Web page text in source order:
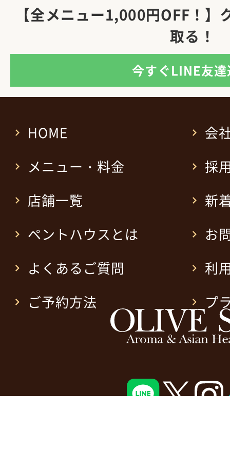
【全メニュー1,000円OFF！】
取る！
今すぐLINE友
HOME
メニュー・料金
店舗一覧
ペントハウスとは
よくあるご質問
ご予約方法
会
採
新
お
利
プ